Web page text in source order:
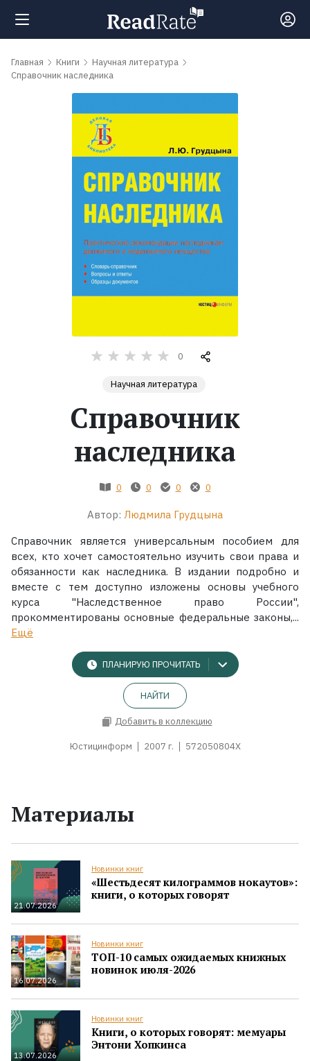
Поиск
Рейтинги
обсуждаемые
Экранизации
Коллекции
Главная Книги
Научная литература
Справочник наследника
0
Научная литература
Справочник
наследника
0 0 0 0
Автор: Людмила Грудцына
Справочник является универсальным пособием для
всех, кто хочет самостоятельно изучить свои права и
обязанности как наследника. В издании подробно и
вместе с тем доступно изложены основы учебного
курса "Наследственное право России",
прокомментированы основные федеральные законы,...
Ещё
ПЛАНИРУЮ ПРОЧИТАТЬ
НАЙТИ
Добавить в коллекцию
Юстицинформ 2007 г. 572050804X
Материалы
21.07.2026
Новинки книг
«Шестьдесят килограммов нокаутов»:
книги, о которых говорят
16.07.2026
Новинки книг
ТОП-10 самых ожидаемых книжных
новинок июля-2026
13.07.2026
Новинки книг
Книги, о которых говорят: мемуары
Энтони Хопкинса